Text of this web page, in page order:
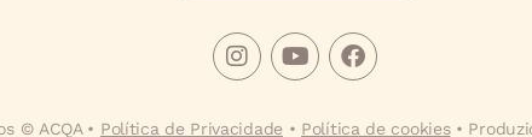
© ACQA • Política de Privacidade • Política de cookies•